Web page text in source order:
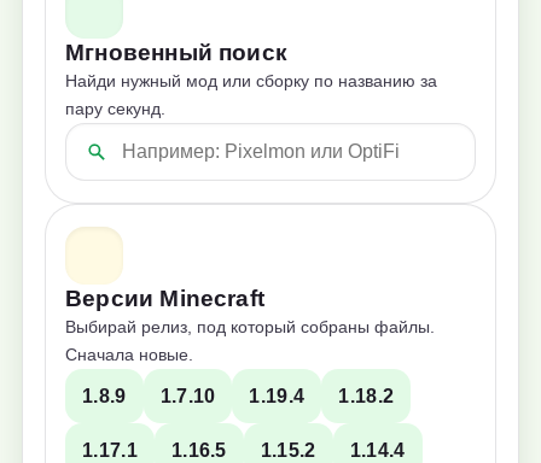
Мгновенный поиск
Найди нужный мод или сборку по названию за
пару секунд.
Версии Minecraft
Выбирай релиз, под который собраны файлы.
Сначала новые.
1.8.9 1.7.10 1.19.4 1.18.2
1.17.1 1.16.5 1.15.2 1.14.4